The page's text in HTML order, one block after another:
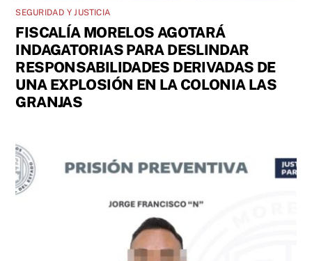
SEGURIDAD Y JUSTICIA
FISCALÍA MORELOS AGOTARÁ
INDAGATORIAS PARA DESLINDAR
RESPONSABILIDADES DERIVADAS DE
UNA EXPLOSIÓN EN LA COLONIA LAS
GRANJAS